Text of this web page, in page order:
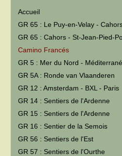
Accueil
GR 65 : Le Puy-en-Velay -
GR 65 : Cahors - St-Jean-Pied-
Camino Francés
GR 5 : Mer du Nord -
GR 5A : Ronde van Vlaanderen
GR 12 : Amsterdam - BXL - Paris
GR 14 : Sentiers de l'Ardenne
GR 15 : Sentiers de l'Ardenne
GR 16 : Sentier de la Semois
GR 56 : Sentiers de l'Est
GR 57 : Sentiers de l'Ourthe